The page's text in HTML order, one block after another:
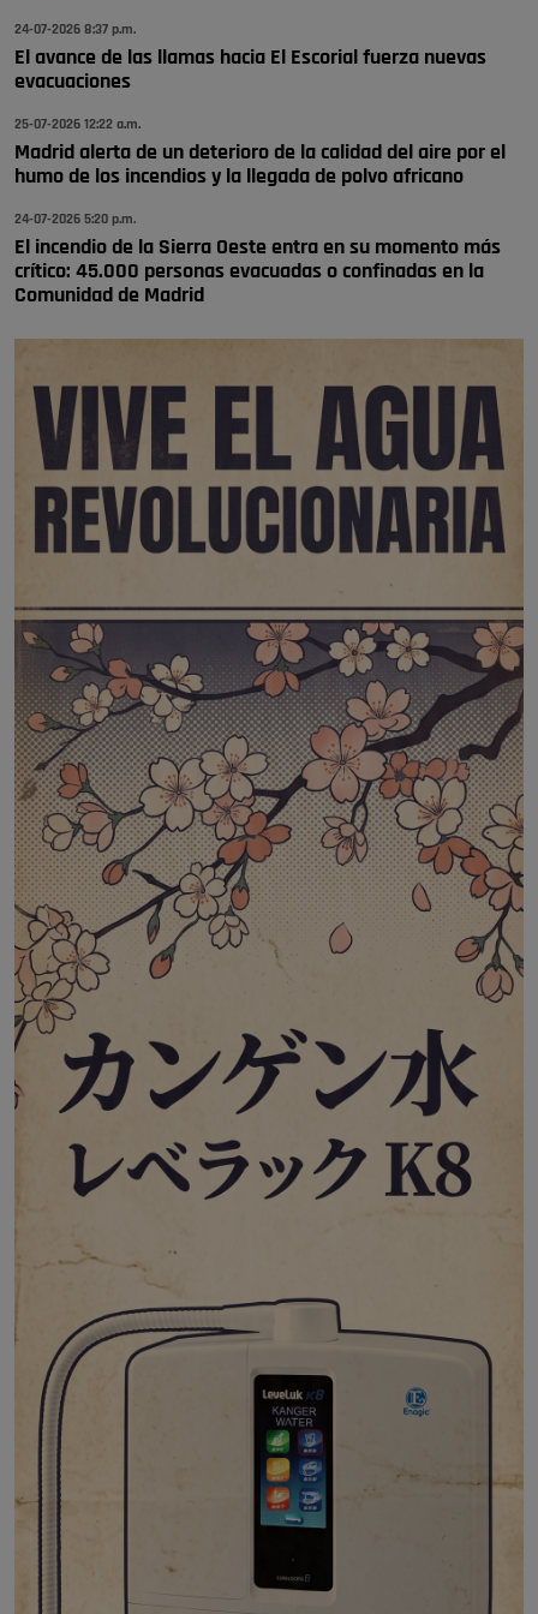
A ver si llega alguno que de verdad le importe la seguridad de Pozuelo
Pozuelo de Alarcón
24-07-2026 8:37 p.m.
El avance de las llamas hacia El Escorial fuerza nuevas
evacuaciones
25-07-2026 12:22 a.m.
Madrid alerta de un deterioro de la calidad del aire por el
humo de los incendios y la llegada de polvo africano
24-07-2026 5:20 p.m.
El incendio de la Sierra Oeste entra en su momento más
crítico: 45.000 personas evacuadas o confinadas en la
Comunidad de Madrid